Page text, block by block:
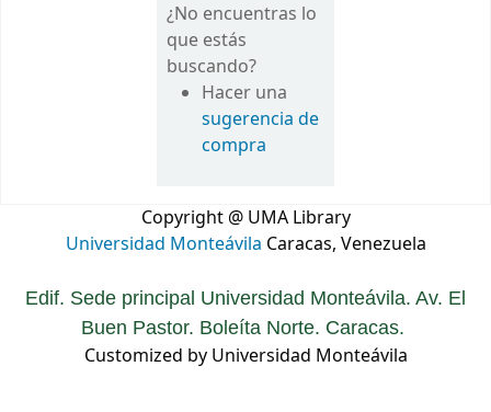
¿No encuentras lo
que estás
buscando?
Hacer una
sugerencia de
compra
Copyright @ UMA Library
Universidad Monteávila Caracas, Venezuela
Edif. Sede principal Universidad Monteávila. Av. El
Buen Pastor. Boleíta Norte. Caracas.
Customized by Universidad Monteávila